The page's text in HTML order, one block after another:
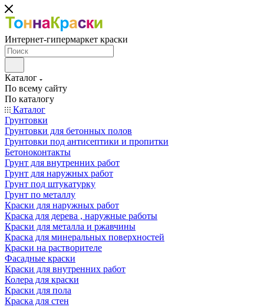
Интернет-гипермаркет краски
Каталог
По всему сайту
По каталогу
Каталог
Грунтовки
Грунтовки для бетонных полов
Грунтовки под антисептики и пропитки
Бетоноконтакты
Грунт для внутренних работ
Грунт для наружных работ
Грунт под штукатурку
Грунт по металлу
Краски для наружных работ
Краска для дерева , наружные работы
Краски для металла и ржавчины
Краска для минеральных поверхностей
Краски на растворителе
Фасадные краски
Краски для внутренних работ
Колера для краски
Краски для пола
Краска для стен